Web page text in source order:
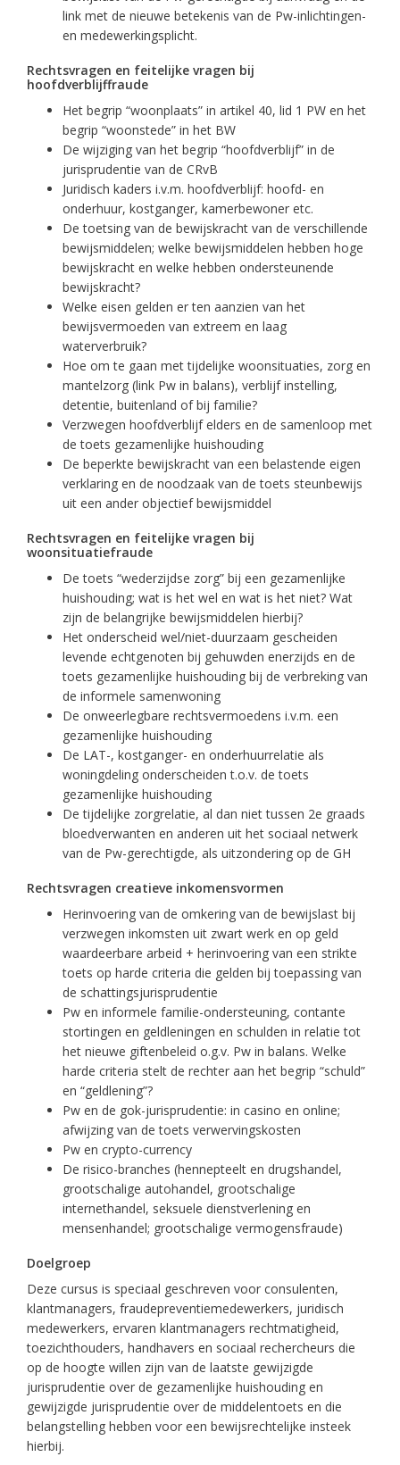
link met de nieuwe betekenis van de Pw-inlichtingen-
en medewerkingsplicht.
Rechtsvragen en feitelijke vragen bij
hoofdverblijffraude
Het begrip “woonplaats” in artikel 40, lid 1 PW en het
begrip “woonstede” in het BW
De wijziging van het begrip “hoofdverblijf” in de
jurisprudentie van de CRvB
Juridisch kaders i.v.m. hoofdverblijf: hoofd- en
onderhuur, kostganger, kamerbewoner etc.
De toetsing van de bewijskracht van de verschillende
bewijsmiddelen; welke bewijsmiddelen hebben hoge
bewijskracht en welke hebben ondersteunende
bewijskracht?
Welke eisen gelden er ten aanzien van het
bewijsvermoeden van extreem en laag
waterverbruik?
Hoe om te gaan met tijdelijke woonsituaties, zorg en
mantelzorg (link Pw in balans), verblijf instelling,
detentie, buitenland of bij familie?
Verzwegen hoofdverblijf elders en de samenloop met
de toets gezamenlijke huishouding
De beperkte bewijskracht van een belastende eigen
verklaring en de noodzaak van de toets steunbewijs
uit een ander objectief bewijsmiddel
Rechtsvragen en feitelijke vragen bij
woonsituatiefraude
De toets “wederzijdse zorg” bij een gezamenlijke
huishouding; wat is het wel en wat is het niet? Wat
zijn de belangrijke bewijsmiddelen hierbij?
Het onderscheid wel/niet-duurzaam gescheiden
levende echtgenoten bij gehuwden enerzijds en de
toets gezamenlijke huishouding bij de verbreking van
de informele samenwoning
De onweerlegbare rechtsvermoedens i.v.m. een
gezamenlijke huishouding
De LAT-, kostganger- en onderhuurrelatie als
woningdeling onderscheiden t.o.v. de toets
gezamenlijke huishouding
De tijdelijke zorgrelatie, al dan niet tussen 2e graads
bloedverwanten en anderen uit het sociaal netwerk
van de Pw-gerechtigde, als uitzondering op de GH
Rechtsvragen creatieve inkomensvormen
Herinvoering van de omkering van de bewijslast bij
verzwegen inkomsten uit zwart werk en op geld
waardeerbare arbeid + herinvoering van een strikte
toets op harde criteria die gelden bij toepassing van
de schattingsjurisprudentie
Pw en informele familie-ondersteuning, contante
stortingen en geldleningen en schulden in relatie tot
het nieuwe giftenbeleid o.g.v. Pw in balans. Welke
harde criteria stelt de rechter aan het begrip “schuld”
en “geldlening”?
Pw en de gok-jurisprudentie: in casino en online;
afwijzing van de toets verwervingskosten
Pw en crypto-currency
De risico-branches (hennepteelt en drugshandel,
grootschalige autohandel, grootschalige
internethandel, seksuele dienstverlening en
mensenhandel; grootschalige vermogensfraude)
Doelgroep
Deze cursus is speciaal geschreven voor consulenten,
klantmanagers, fraudepreventiemedewerkers, juridisch
medewerkers, ervaren klantmanagers rechtmatigheid,
toezichthouders, handhavers en sociaal rechercheurs die
op de hoogte willen zijn van de laatste gewijzigde
jurisprudentie over de gezamenlijke huishouding en
gewijzigde jurisprudentie over de middelentoets en die
belangstelling hebben voor een bewijsrechtelijke insteek
hierbij.